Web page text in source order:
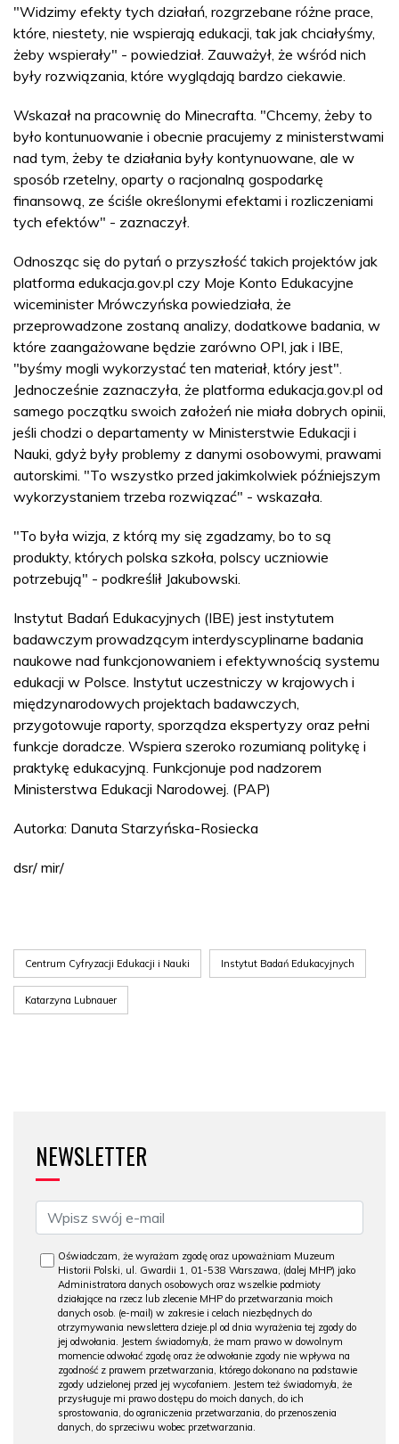
"Widzimy efekty tych działań, rozgrzebane różne prace,
które, niestety, nie wspierają edukacji, tak jak chciałyśmy,
żeby wspierały" - powiedział. Zauważył, że wśród nich
były rozwiązania, które wyglądają bardzo ciekawie.
Wskazał na pracownię do Minecrafta. "Chcemy, żeby to
było kontunuowanie i obecnie pracujemy z ministerstwami
nad tym, żeby te działania były kontynuowane, ale w
sposób rzetelny, oparty o racjonalną gospodarkę
finansową, ze ściśle określonymi efektami i rozliczeniami
tych efektów" - zaznaczył.
Odnosząc się do pytań o przyszłość takich projektów jak
platforma edukacja.gov.pl czy Moje Konto Edukacyjne
wiceminister Mrówczyńska powiedziała, że
przeprowadzone zostaną analizy, dodatkowe badania, w
które zaangażowane będzie zarówno OPI, jak i IBE,
"byśmy mogli wykorzystać ten materiał, który jest".
Jednocześnie zaznaczyła, że platforma edukacja.gov.pl od
samego początku swoich założeń nie miała dobrych opinii,
jeśli chodzi o departamenty w Ministerstwie Edukacji i
Nauki, gdyż były problemy z danymi osobowymi, prawami
autorskimi. "To wszystko przed jakimkolwiek późniejszym
wykorzystaniem trzeba rozwiązać" - wskazała.
"To była wizja, z którą my się zgadzamy, bo to są
produkty, których polska szkoła, polscy uczniowie
potrzebują" - podkreślił Jakubowski.
Instytut Badań Edukacyjnych (IBE) jest instytutem
badawczym prowadzącym interdyscyplinarne badania
naukowe nad funkcjonowaniem i efektywnością systemu
edukacji w Polsce. Instytut uczestniczy w krajowych i
międzynarodowych projektach badawczych,
przygotowuje raporty, sporządza ekspertyzy oraz pełni
funkcje doradcze. Wspiera szeroko rozumianą politykę i
praktykę edukacyjną. Funkcjonuje pod nadzorem
Ministerstwa Edukacji Narodowej. (PAP)
Autorka: Danuta Starzyńska-Rosiecka
dsr/ mir/
Centrum Cyfryzacji Edukacji i Nauki Instytut Badań Edukacyjnych
Katarzyna Lubnauer
NEWSLETTER
Oświadczam, że wyrażam zgodę oraz upoważniam Muzeum
Historii Polski, ul. Gwardii 1, 01-538 Warszawa, (dalej MHP) jako
Administratora danych osobowych oraz wszelkie podmioty
działające na rzecz lub zlecenie MHP do przetwarzania moich
danych osob. (e-mail) w zakresie i celach niezbędnych do
otrzymywania newslettera dzieje.pl od dnia wyrażenia tej zgody do
jej odwołania. Jestem świadomy/a, że mam prawo w dowolnym
momencie odwołać zgodę oraz że odwołanie zgody nie wpływa na
zgodność z prawem przetwarzania, którego dokonano na podstawie
zgody udzielonej przed jej wycofaniem. Jestem też świadomy/a, że
przysługuje mi prawo dostępu do moich danych, do ich
sprostowania, do ograniczenia przetwarzania, do przenoszenia
danych, do sprzeciwu wobec przetwarzania.